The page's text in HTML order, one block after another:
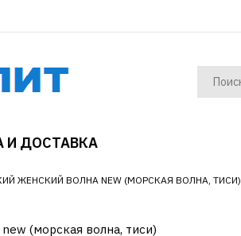
И ДОСТАВКА
ЖЕНСКИЙ ВОЛНА NEW (МОРСКАЯ ВОЛНА, ТИСИ)